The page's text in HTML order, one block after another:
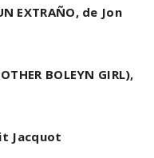
EXTRAÑO, de Jon
BOLEYN GIRL),
Jacquot